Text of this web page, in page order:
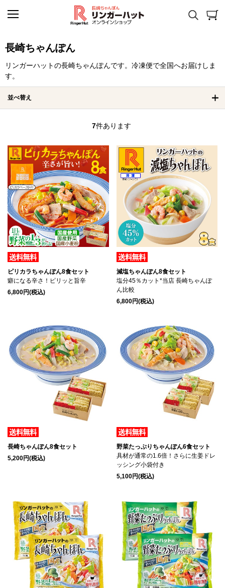
長崎ちゃんぽん
リンガーハットの長崎ちゃんぽんです。冷凍便で全国へお届けしま
す。
並べ替え
7件あります
ピリカラちゃんぽん8食セット
癖になる辛さ！ピリッと旨辛
6,800円(税込)
減塩ちゃんぽん8食セット
塩分45％カット*当店 長崎ちゃんぽ
ん比較
6,800円(税込)
長崎ちゃんぽん8食セット
5,200円(税込)
野菜たっぷりちゃんぽん6食セット
具材が通常の1.6倍！さらに生姜ドレ
ッシング小袋付き
5,100円(税込)